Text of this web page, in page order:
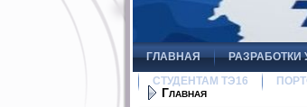
ГЛАВНАЯ РАЗРАБОТКИ
СТУДЕНТАМ ТЭ16
Главная